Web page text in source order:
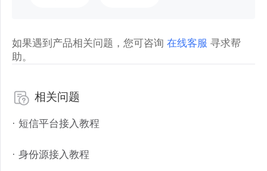
如果遇到产品相关问题，您可咨询在线客服 寻求帮
助。
相关问题
· 短信平台接入教程
· 身份源接入教程